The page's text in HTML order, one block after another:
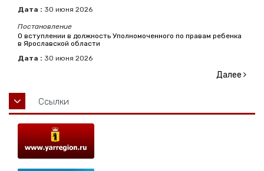
Дата : 30 июня 2026
Постановление
О вступлении в должность Уполномоченного по правам ребенка
в Ярославской области
Дата : 30 июня 2026
Далее
Ссылки